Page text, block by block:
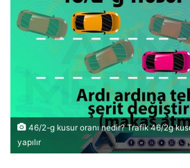
göndermek
46/2-g kusur oranı nedir? Trafik 46/2g
yapılır